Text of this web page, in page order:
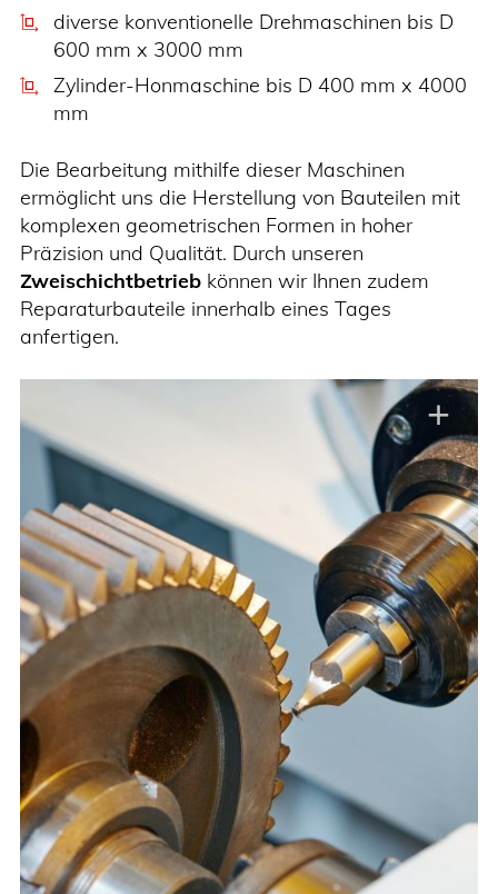
diverse konventionelle Drehmaschinen bis D
600 mm x 3000 mm
Zylinder-Honmaschine bis D 400 mm x 4000
mm
Die Bearbeitung mithilfe dieser Maschinen
ermöglicht uns die Herstellung von Bauteilen mit
komplexen geometrischen Formen in hoher
Präzision und Qualität. Durch unseren
Zweischichtbetrieb können wir Ihnen zudem
Reparaturbauteile innerhalb eines Tages
anfertigen.